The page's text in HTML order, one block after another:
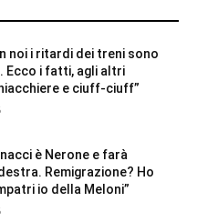
noi i ritardi dei treni sono
Ecco i fatti, agli altri
e ciuff-ciuff”
è Nerone e farà
Remigrazione? Ho
io della Meloni”